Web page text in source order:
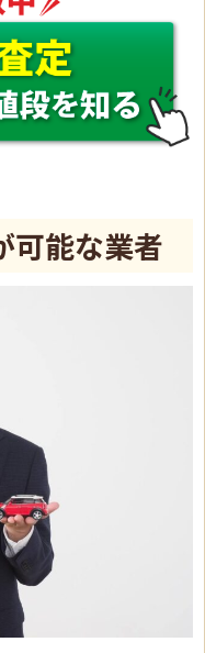
可能な業者